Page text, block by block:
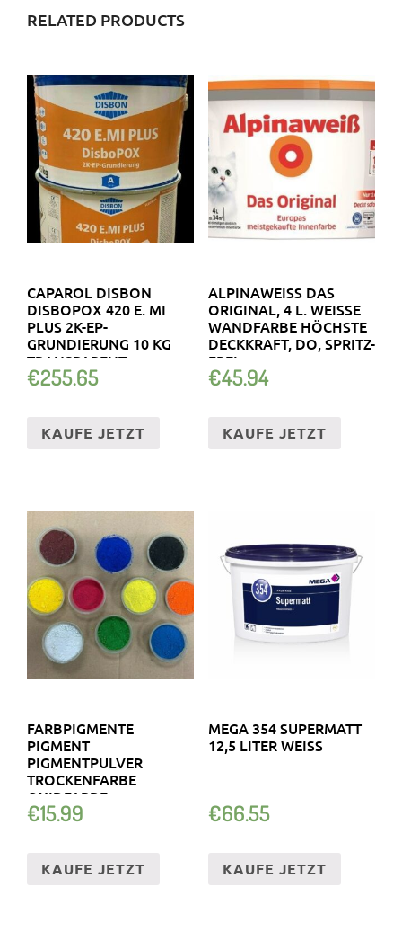
RELATED PRODUCTS
CAPAROL DISBON
DISBOPOX 420 E. MI
PLUS 2K-EP-
GRUNDIERUNG 10 KG
TRANSPARENT
€255.65
KAUFE JETZT
ALPINAWEISS DAS O
RIGINAL, 4 L. WEISSE WA
NDFARBE HÖCHSTE DE
CKKRAFT, DO, SPRITZ-FR
EI
€45.94
KAUFE JETZT
FARBPIGMENTE
PIGMENT
PIGMENTPULVER
TROCKENFARBE
OXIDFARBE
FARBPULVER
€15.99
KAUFE JETZT
MEGA 354 SUPERMATT
12,5 LITER WEISS
€66.55
KAUFE JETZT